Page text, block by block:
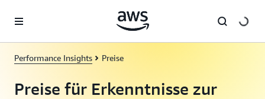
Überspringen zum Hauptinhalt
Performance Insights Preise
Preise für Erkenntnisse zur